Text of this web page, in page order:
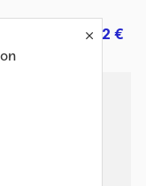
18.32 €